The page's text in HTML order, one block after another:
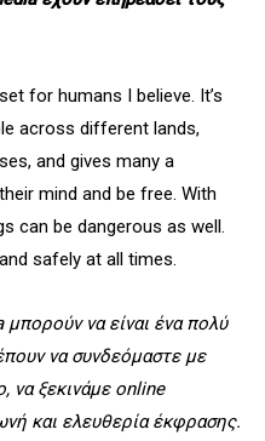
for humans I believe. It’s
across different lands,
and gives many a
mind and be free. With
can be dangerous as well.
safely at all times.
να είναι ένα πολύ
να συνδεόμαστε με
να ξεκινάμε online
και ελευθερία έκφρασης.